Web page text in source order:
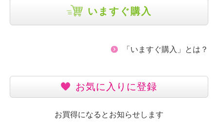
いますぐ購入
「いますぐ購入」とは？
お気に入りに登録
お買得になるとお知らせします